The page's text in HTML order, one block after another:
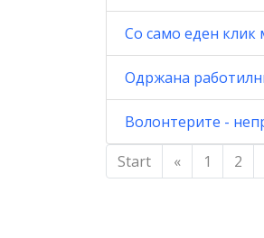
Со само еден клик
Одржана
Волонтерите -
Start
« 1 2